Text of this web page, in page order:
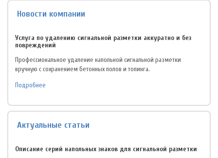
Новости компании
Услуга по удалению сигнальной разметки аккуратно и без
повреждений
Профессиональное удаление напольной сигнальной разметки
вручную с сохранением бетонных полов и топинга.
Подробнее
Актуальные статьи
Описание серий напольных знаков для сигнальной разметки